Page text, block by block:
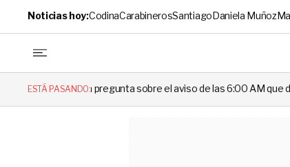
Noticias hoy:CodinaCarabinerosSantiagoDaniela Muñoz
ESTÁ PASANDO:
la pregunta sobre el aviso de las 6:00 AM que dejó en evidencia